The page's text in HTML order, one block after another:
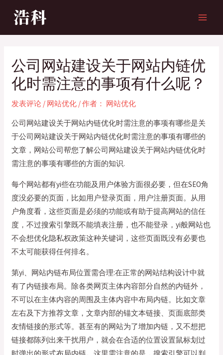
内
公司网站建设关于网站内链优
化时需注意的事项有什么呢？
发表评论 / 网站优化 / 作者： 网站优化
公司网站建设关于网站内链优化时需注意的事项有哪些是关
于公司网站建设关于网站内链优化时需注意的事项有哪些的
文章，网站公司帮您了解公司网站建设关于网站内链优化时
需注意的事项有哪些的方面的知识.
每个网站都有yi些在功能及用户体验方面很必要，但在SEO角
度没必要的页面，比如用户登录页面，用户注册页面。从用
户角度看，这些页面是必须的功能或有助于提高网站的信任
度，不过搜索引擎既不能填表注册，也不能登录，yi般网站也
不会想优化隐私权政策这种关键词，这些页面既没有必要也
不太可能获得任何排名。
第yi、网站内链布局位置需合理:在正常的网站结构设计中就
有了内链接布局。除各类网页主体内容部分自然的内链外，
不可以在主体内容的周围及主体内容中布局内链。比如文章
左右及下方推荐文章，文章内部的锚文本链接、页面底部类
友情链接的形式等。甚至有的网站为了增加内链，又不想把
链接都陈列出来干扰用户，就会在合适的位置设置鼠标划过